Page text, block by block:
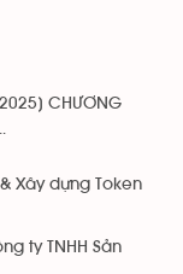
CHƯƠNG
Xây dựng Token
ty TNHH Sản